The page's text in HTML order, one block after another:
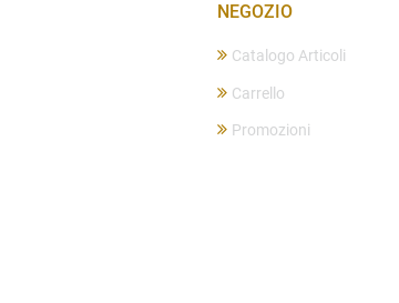
NEGOZIO
Catalogo Articoli
Carrello
Promozioni